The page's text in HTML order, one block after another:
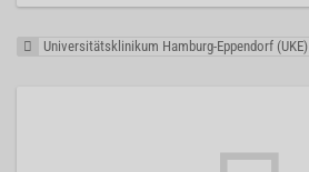
Universitätsklinikum Hamburg-Eppendorf (UKE)